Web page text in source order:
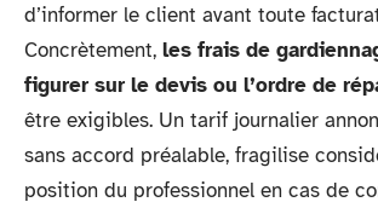
d’informer le client avant toute
Concrètement, les frais de
figurer sur le devis ou l’ordre de
être exigibles. Un tarif journalier
sans accord préalable, fragilise
position du professionnel en cas de